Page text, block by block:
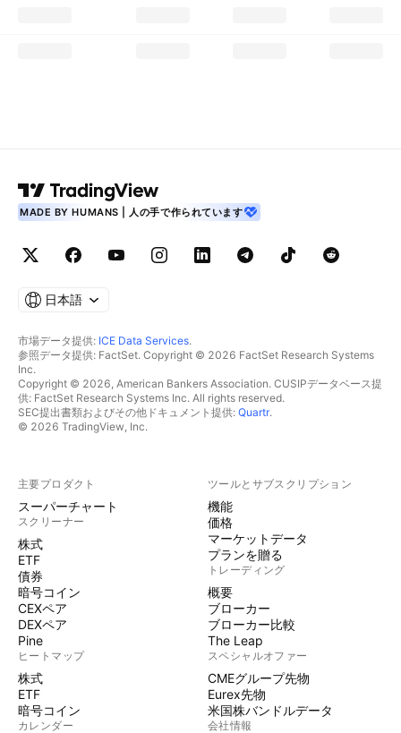
MADE BY HUMANS | 人の手で作られています
日本語
市場データ提供: ICE Data Services.
参照データ提供: FactSet. Copyright © 2026 FactSet Research Systems
Inc.
Copyright © 2026, American Bankers Association. CUSIPデータベース提
供: FactSet Research Systems Inc. All rights reserved.
SEC提出書類およびその他ドキュメント提供: Quartr.
© 2026 TradingView, Inc.
主要プロダクト
スーパーチャート
スクリーナー
株式
ETF
債券
暗号コイン
CEXペア
DEXペア
Pine
ヒートマップ
株式
ETF
暗号コイン
カレンダー
ツールとサブスクリプション
機能
価格
マーケットデータ
プランを贈る
トレーディング
概要
ブローカー
ブローカー比較
The Leap
スペシャルオファー
CMEグループ先物
Eurex先物
米国株バンドルデータ
会社情報